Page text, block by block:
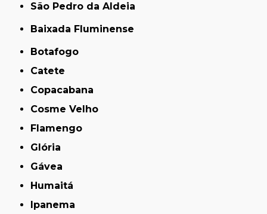
São Pedro da Aldeia
Baixada Fluminense
Botafogo
Catete
Copacabana
Cosme Velho
Flamengo
Glória
Gávea
Humaitá
Ipanema